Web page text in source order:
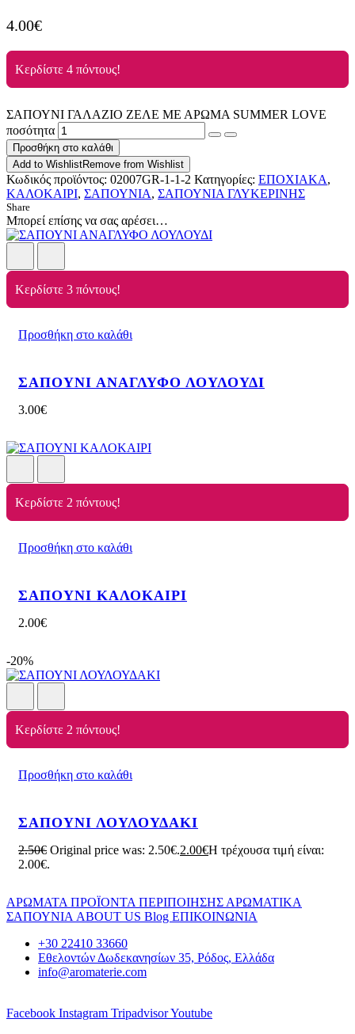
4.00€
Κερδίστε 4 πόντους!
ΣΑΠΟΥΝΙ ΓΑΛΑΖΙΟ ΖΕΛΕ ΜΕ ΑΡΩΜΑ SUMMER LOVE
ποσότητα
Προσθήκη στο καλάθι
Add to WishlistRemove from Wishlist
Κωδικός προϊόντος: 02007GR-1-1-2 Κατηγορίες: ΕΠΟΧΙΑΚΑ,
ΚΑΛΟΚΑΙΡΙ, ΣΑΠΟΥΝΙΑ, ΣΑΠΟΥΝΙΑ ΓΛΥΚΕΡΙΝΗΣ
Share
Μπορεί επίσης να σας αρέσει…
Κερδίστε 3 πόντους!
Προσθήκη στο καλάθι
ΣΑΠΟΥΝΙ ΑΝΑΓΛΥΦΟ ΛΟΥΛΟΥΔΙ
3.00€
Κερδίστε 2 πόντους!
Προσθήκη στο καλάθι
ΣΑΠΟΥΝΙ ΚΑΛΟΚΑΙΡΙ
2.00€
-20%
Κερδίστε 2 πόντους!
Προσθήκη στο καλάθι
ΣΑΠΟΥΝΙ ΛΟΥΛΟΥΔΑΚΙ
2.50€ Original price was: 2.50€.2.00€Η τρέχουσα τιμή είναι:
2.00€.
ΑΡΩΜΑΤΑ ΠΡΟΪΟΝΤΑ ΠΕΡΙΠΟΙΗΣΗΣ ΑΡΩΜΑΤΙΚΑ
ΣΑΠΟΥΝΙΑ ABOUT US Blog ΕΠΙΚΟΙΝΩΝΙΑ
+30 22410 33660
Εθελοντών Δωδεκανησίων 35, Ρόδος, Ελλάδα
info@aromaterie.com
Facebook Instagram TripadvisorYoutube